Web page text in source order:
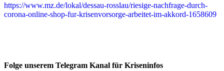
https://www.mz.de/lokal/dessau-rosslau/riesige-nachfrage-durch-
corona-online-shop-fur-krisenvorsorge-arbeitet-im-akkord-1658609
Folge unserem Telegram Kanal für Kriseninfos